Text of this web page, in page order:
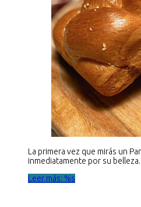
La primera vez que mirás un
inmediatamente por su belleza.
Leer más: %s